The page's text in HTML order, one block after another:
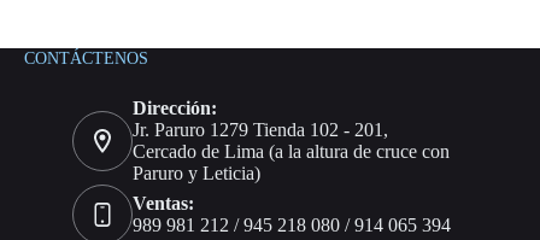
CONTÁCTENOS
Dirección:
Jr. Paruro 1279 Tienda 102 - 201,
Cercado de Lima (a la altura de cruce con
Paruro y Leticia)
Ventas:
989 981 212 / 945 218 080 / 914 065 394